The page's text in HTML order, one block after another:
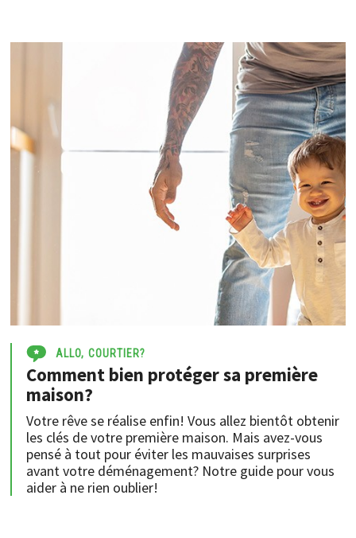
ALLO, COURTIER?
Comment bien protéger sa première
maison?
Votre rêve se réalise enfin! Vous allez bientôt obtenir
les clés de votre première maison. Mais avez-vous
pensé à tout pour éviter les mauvaises surprises
avant votre déménagement? Notre guide pour vous
aider à ne rien oublier!